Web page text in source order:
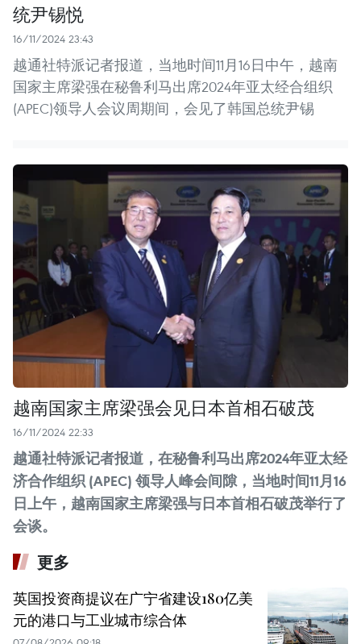
统尹锡悦
16/11/2024 23:43
越通社特派记者报道，当地时间11月16日中午，越南
国家主席梁强在秘鲁利马出席2024年亚太经合组织
(APEC)领导人会议周期间，会见了韩国总统尹锡
越南国家主席梁强会见日本首相石破茂
16/11/2024 22:33
越通社特派记者报道，在秘鲁利马出席2024年亚太经
济合作组织 (APEC) 领导人峰会间隙，当地时间11月16
日上午，越南国家主席梁强与日本首相石破茂举行了
会谈。
更多
英国投资商提议在广宁省建设180亿美
元的港口与工业城市综合体